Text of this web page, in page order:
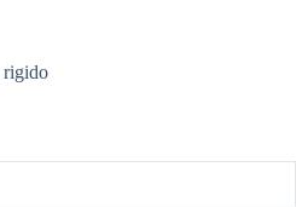
rigido